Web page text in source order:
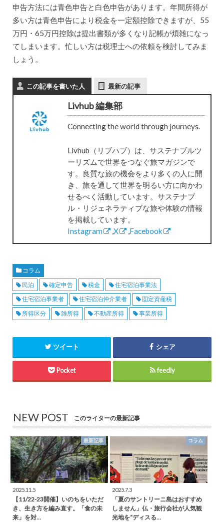
申告方法には青色申告と白色申告があります。年間所得が
多い方は青色申告により税金を一定額控除できますが、55
万円・65万円控除は提出書類が多くなり記帳が煩雑になっ
てしまいます。忙しい方は税理士への依頼を検討してみま
しょう。
この記事を書いた人 最新の記事
Livhub 編集部
Connecting the world through journeys.
Livhub（リブハブ）は、サステナブルツ
ーリズムで世界をつなぐ旅マガジンで
す。良質な旅の機会をより多くの人に開
き、旅を通して世界を明るい方に向かわ
せるべく活動しています。サステナブ
ル・リジェネラティブな旅や体験の情報
を掲載しています。
Instagram
,X ,Facebook
コラム
民泊
確定申告 税金
住宅宿泊事業法
住宅宿泊事業者
住宅宿泊仲介業者
固定資産税
所得区分
雑所得 不動産所得 事業所得
ツイート シェア
Pocket feedly
NEW POST このライターの最新記事
最新記事
2025.11.5
【11/22-23開催】いのちをいただ
き、生き方を編み直す。「食の未
来」を対…
コラム
2025.7.3
「夏のサントリーニ島はおすすめ
しません」仏・旅行会社が人気観
光地を“ディスる…